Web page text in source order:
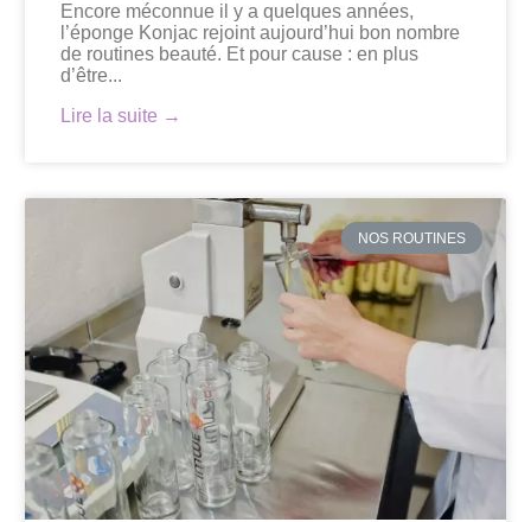
Encore méconnue il y a quelques années,
l’éponge Konjac rejoint aujourd’hui bon nombre
de routines beauté. Et pour cause : en plus
d’être...
Lire la suite →
NOS ROUTINES